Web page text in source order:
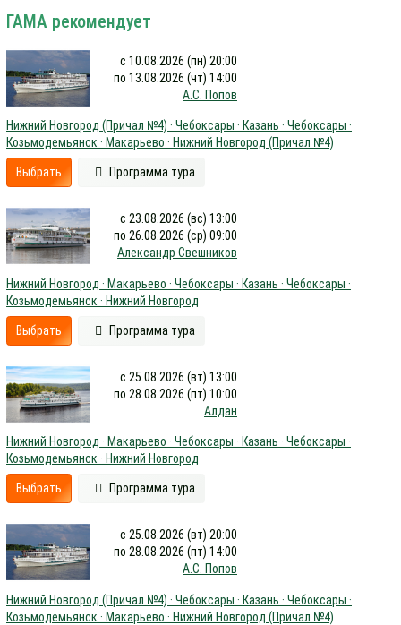
ГАМА рекомендует
с 10.08.2026 (пн) 20:00
по 13.08.2026 (чт) 14:00
А.С. Попов
Нижний Новгород (Причал №4) · Чебоксары · Казань · Чебоксары ·
Козьмодемьянск · Макарьево · Нижний Новгород (Причал №4)
Выбрать Программа тура
с 23.08.2026 (вс) 13:00
по 26.08.2026 (ср) 09:00
Александр Свешников
Нижний Новгород · Макарьево · Чебоксары · Казань · Чебоксары ·
Козьмодемьянск · Нижний Новгород
Выбрать Программа тура
с 25.08.2026 (вт) 13:00
по 28.08.2026 (пт) 10:00
Алдан
Нижний Новгород · Макарьево · Чебоксары · Казань · Чебоксары ·
Козьмодемьянск · Нижний Новгород
Выбрать Программа тура
с 25.08.2026 (вт) 20:00
по 28.08.2026 (пт) 14:00
А.С. Попов
Нижний Новгород (Причал №4) · Чебоксары · Казань · Чебоксары ·
Козьмодемьянск · Макарьево · Нижний Новгород (Причал №4)